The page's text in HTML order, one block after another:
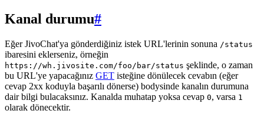
Kanal durumu#
Eğer JivoChat'ya gönderdiğiniz istek URL'lerinin sonuna /status
ibaresini eklerseniz, örneğin
https://wh.jivosite.com/foo/bar/status şeklinde, o zaman
bu URL'ye yapacağınız GET isteğine dönülecek cevabın (eğer
cevap 2xx koduyla başarılı dönerse) bodysinde kanalın durumuna
dair bilgi bulacaksınız. Kanalda muhatap yoksa cevap 0, varsa 1
olarak dönecektir.